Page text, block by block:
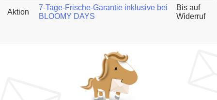
Aktion
7-Tage-Frische-Garantie inklusive bei
BLOOMY DAYS
Bis auf
Widerruf